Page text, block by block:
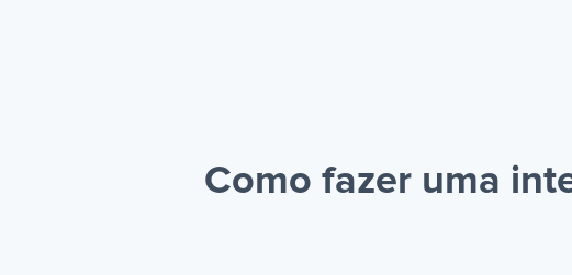
Como fazer uma